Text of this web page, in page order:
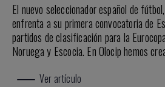
El nuevo seleccionador español de
enfrenta a su primera convocatoria de
partidos de clasificación para la
Noruega y Escocia. En Olocip hemos
Ver artículo